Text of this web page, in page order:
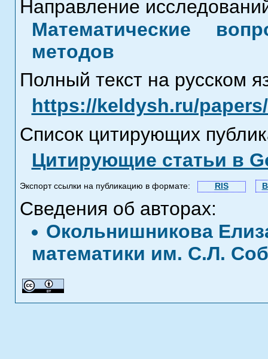
Направление
Математические
методов
Полный текст на русском
https://keldysh.ru/
Список цитирующих
Цитирующие статьи в
Экспорт ссылки на публикацию в формате: RIS
Сведения об авторах:
Окольнишникова
математики им. С.Л.